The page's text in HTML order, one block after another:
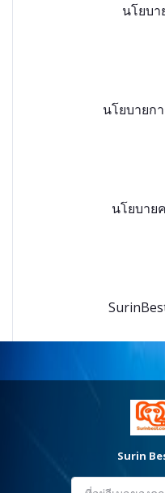
นโยบ
นโยบายก
นโยบาย
Surin